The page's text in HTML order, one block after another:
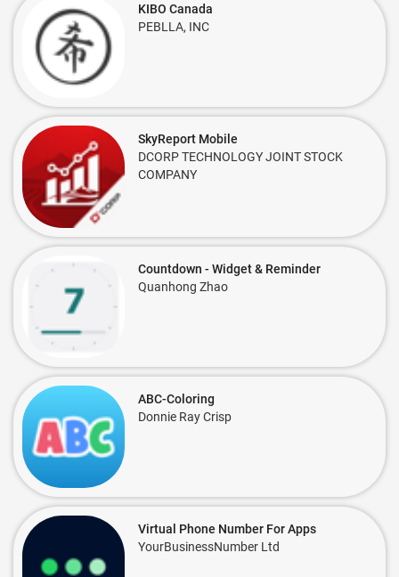
KIBO Canada
PEBLLA, INC
SkyReport Mobile
DCORP TECHNOLOGY JOINT STOCK
COMPANY
Countdown - Widget & Reminder
Quanhong Zhao
ABC-Coloring
Donnie Ray Crisp
Virtual Phone Number For Apps
YourBusinessNumber Ltd